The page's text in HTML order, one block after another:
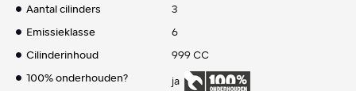
Aantal cilinders
3
Emissieklasse
6
Cilinderinhoud
999 CC
100% onderhouden?
ja